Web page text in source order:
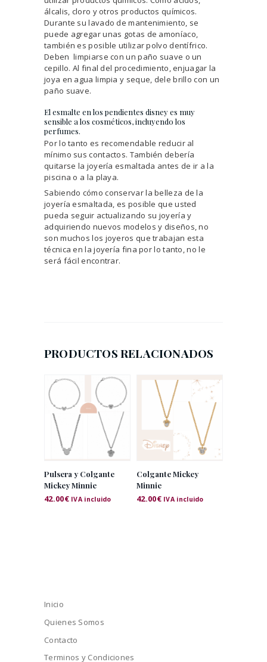
álcalis, cloro y otros productos químicos.
Durante su lavado de mantenimiento, se
puede agregar unas gotas de amoníaco,
también es posible utilizar polvo dentífrico.
Deben limpiarse con un paño suave o un
cepillo. Al final del procedimiento, enjuagar la
joya en agua limpia y seque, dele brillo con un
paño suave.
El esmalte en los pendientes disney es muy
sensible a los cosméticos, incluyendo los
perfumes.
Por lo tanto es recomendable reducir al
mínimo sus contactos. También debería
quitarse la joyería esmaltada antes de ir a la
piscina o a la playa.
Sabiendo cómo conservar la belleza de la
joyería esmaltada, es posible que usted
pueda seguir actualizando su joyería y
adquiriendo nuevos modelos y diseños, no
son muchos los joyeros que trabajan esta
técnica en la joyería fina por lo tanto, no le
será fácil encontrar.
PRODUCTOS RELACIONADOS
Pulsera y Colgante
Mickey Minnie
42.00€ IVA incluido
Colgante Mickey
Minnie
42.00€ IVA incluido
Inicio
Quienes Somos
Contacto
Terminos y Condiciones